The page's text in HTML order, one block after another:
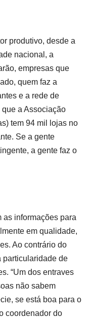
produtivo, desde a
nacional, a
empresas que
quem faz a
e a rede de
que a Associação
tem 94 mil lojas no
Se a gente
a gente faz o
as informações para
em qualidade,
Ao contrário do
particularidade de
“Um dos entraves
não sabem
se está boa para o
coordenador do